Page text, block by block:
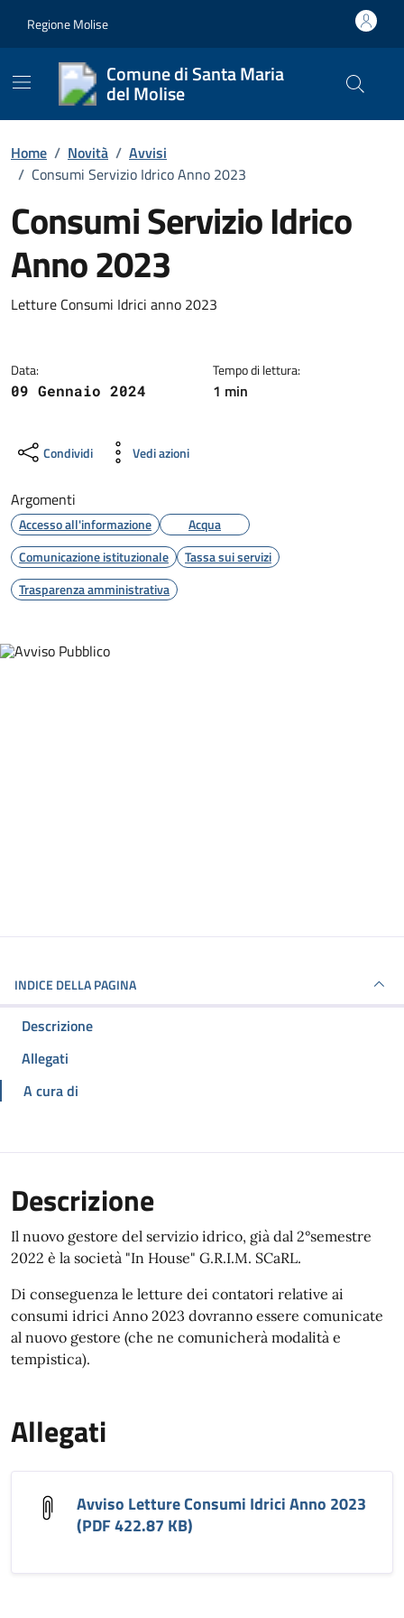
Regione Molise
Comune di Santa Maria
del Molise Cerca
Home / Novità / Avvisi
/ Consumi Servizio Idrico Anno 2023
Consumi Servizio Idrico
Anno 2023
Dettagli della notizia
Letture Consumi Idrici anno 2023
Data:
09 Gennaio 2024
Tempo di lettura:
1 min
Condividi Vedi azioni
Argomenti
Accesso all'informazione
Acqua
Comunicazione istituzionale
Tassa sui servizi
Trasparenza amministrativa
INDICE DELLA PAGINA
Descrizione
Allegati
A cura di
Descrizione
Il nuovo gestore del servizio idrico, già dal 2°semestre
2022 è la società "In House" G.R.I.M. SCaRL.
Di conseguenza le letture dei contatori relative ai
consumi idrici Anno 2023 dovranno essere comunicate
al nuovo gestore (che ne comunicherà modalità e
tempistica).
Allegati
Avviso Letture Consumi Idrici Anno 2023
(PDF 422.87 KB)